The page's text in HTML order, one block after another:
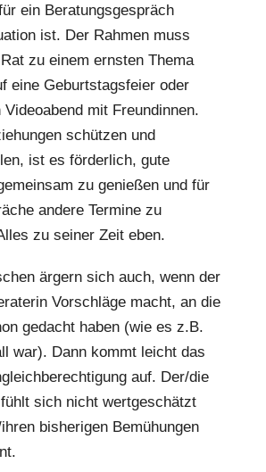
ein Beratungsgespräch
ist. Der Rahmen muss
zu einem ernsten Thema
eine Geburtstagsfeier oder
mit Freundinnen.
schützen und
ist es förderlich, gute
zu genießen und für
andere Termine zu
zu seiner Zeit eben.
ärgern sich auch, wenn der
Vorschläge macht, an die
gedacht haben (wie es z.B.
war). Dann kommt leicht das
auf. Der/die
sich nicht wertgeschätzt
bisherigen Bemühungen